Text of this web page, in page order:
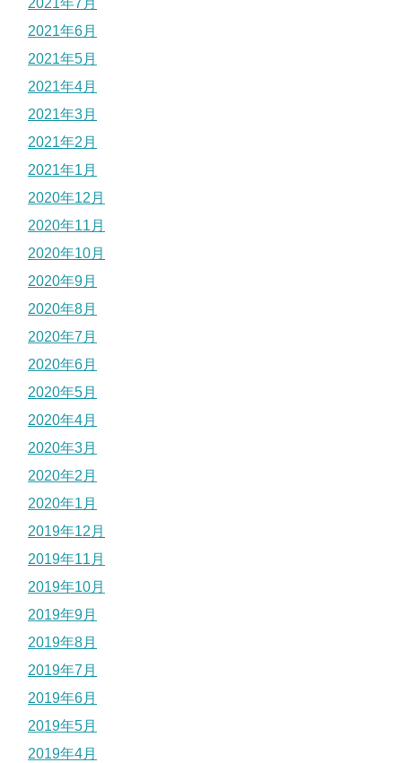
2021年7月
2021年6月
2021年5月
2021年4月
2021年3月
2021年2月
2021年1月
2020年12月
2020年11月
2020年10月
2020年9月
2020年8月
2020年7月
2020年6月
2020年5月
2020年4月
2020年3月
2020年2月
2020年1月
2019年12月
2019年11月
2019年10月
2019年9月
2019年8月
2019年7月
2019年6月
2019年5月
2019年4月